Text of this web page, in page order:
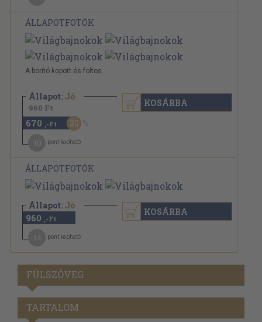
ÁLLAPOTFOTÓK
A borító kopott és foltos.
Állapot: Jó
960 Ft
670 ,-Ft 30
pont kapható
KOSÁRBA
ÁLLAPOTFOTÓK
Állapot: Jó
960 ,-Ft
pont kapható
KOSÁRBA
FÜLSZÖVEG
TARTALOM